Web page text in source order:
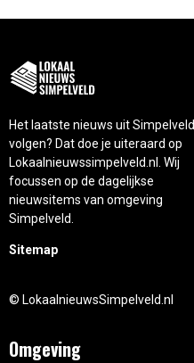
Het laatste nieuws uit Simpelveld
volgen? Dat doe je uiteraard op
Lokaalnieuwssimpelveld.nl. Wij
focussen op de dagelijkse
nieuwsitems van omgeving
Simpelveld.
Sitemap
© LokaalnieuwsSimpelveld.nl
Omgeving